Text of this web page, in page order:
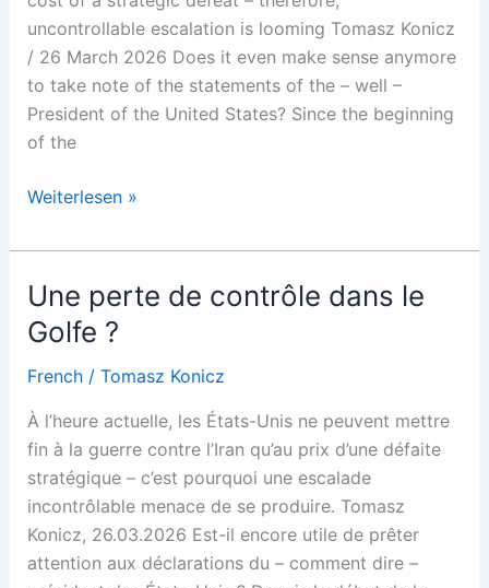
uncontrollable escalation is looming Tomasz Konicz
/ 26 March 2026 Does it even make sense anymore
to take note of the statements of the – well –
President of the United States? Since the beginning
of the
Loss
control
in
the
Gulf?
Weiterlesen »
Une perte de contrôle dans le
Golfe ?
French/ Tomasz Konicz
À l’heure actuelle, les États-Unis ne peuvent mettre
fin à la guerre contre l’Iran qu’au prix d’une défaite
stratégique – c’est pourquoi une escalade
incontrôlable menace de se produire. Tomasz
Konicz, 26.03.2026 Est-il encore utile de prêter
attention aux déclarations du – comment dire –